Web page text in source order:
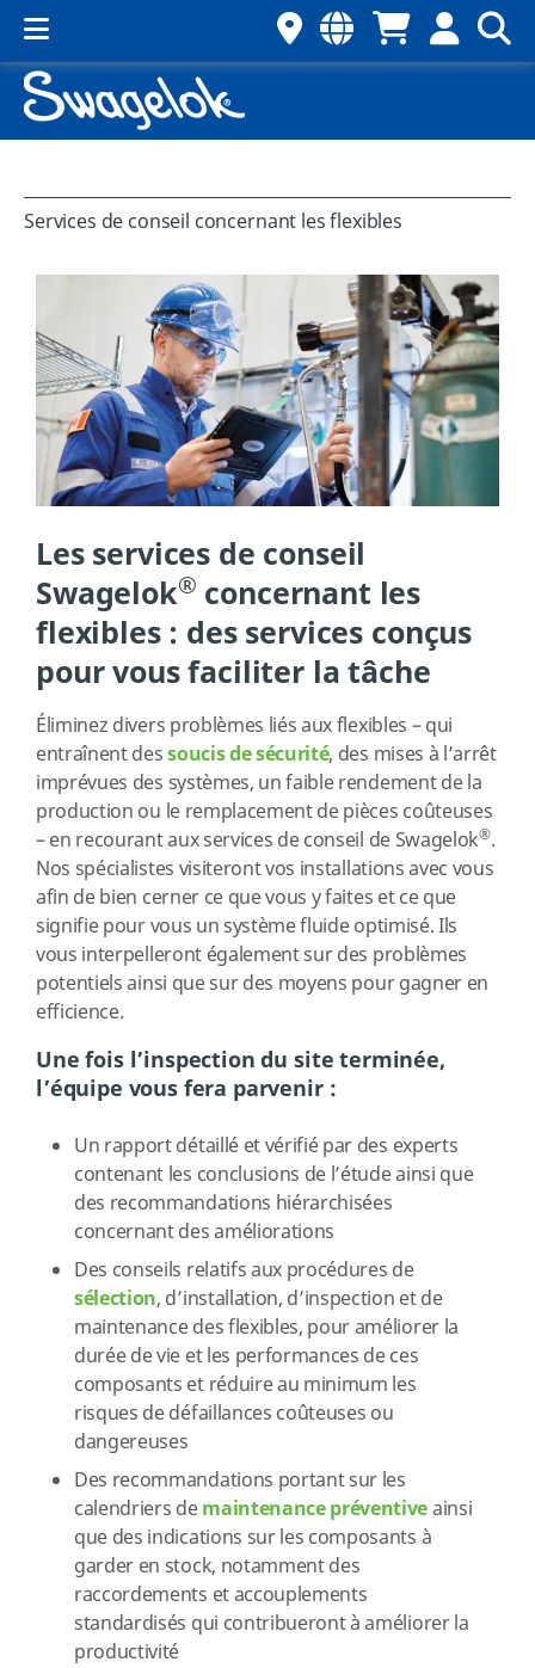
Services de conseil concernant les flexibles
Les services de conseil
Swagelok® concernant les
flexibles : des services conçus
pour vous faciliter la tâche
Éliminez divers problèmes liés aux flexibles – qui
entraînent dessoucis de sécurité, des mises à l’arrêt
imprévues des systèmes, un faible rendement de la
production ou le remplacement de pièces coûteuses
– en recourant aux services de conseil de Swagelok®.
Nos spécialistes visiteront vos installations avec vous
afin de bien cerner ce que vous y faites et ce que
signifie pour vous un système fluide optimisé. Ils
vous interpelleront également sur des problèmes
potentiels ainsi que sur des moyens pour gagner en
efficience.
Une fois l’inspection du site terminée,
l’équipe vous fera parvenir :
Un rapport détaillé et vérifié par des experts
contenant les conclusions de l’étude ainsi que
des recommandations hiérarchisées
concernant des améliorations
Des conseils relatifs aux procédures de
sélection, d’installation, d’inspection et de
maintenance des flexibles, pour améliorer la
durée de vie et les performances de ces
composants et réduire au minimum les
risques de défaillances coûteuses ou
dangereuses
Des recommandations portant sur les
calendriers demaintenance préventiveainsi
que des indications sur les composants à
garder en stock, notamment des
raccordements et accouplements
standardisés qui contribueront à améliorer la
productivité